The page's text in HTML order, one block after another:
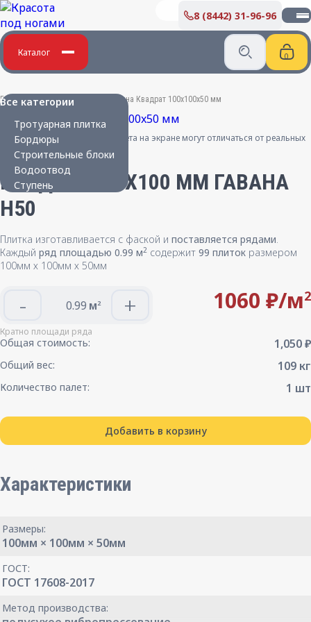
Производство бетонных изделий
Дипломы и благодарности
ПОКУПАТЕЛЮ
Укладка плитки
Карта партнера
Сертификаты
Парковая мебель
8 (8442) 31-96-96
Каталог
Все категории
Тротуарная плитка
Бордюры
Строительные блоки
Водоотвод
Ступень
Главная/Бетонные изделия Гавана Квадрат 100x100x50 мм
Цвета на экране могут отличаться от реальных
КВАДРАТ 100X100 ММ ГАВАНА
H50
Плитка изготавливается с фаской и поставляется рядами.
Каждый ряд площадью 0.99 м2 содержит 99 плиток размером
100мм х 100мм х 50мм
- м2 +
Кратно площади ряда
1060 ₽/м2
Общая стоимость: 1,050 ₽
Общий вес: 109 кг
Количество палет: 1 шт
Добавить в корзину
Характеристики
Размеры:
100мм × 100мм × 50мм
ГОСТ:
ГОСТ 17608-2017
Метод производства: